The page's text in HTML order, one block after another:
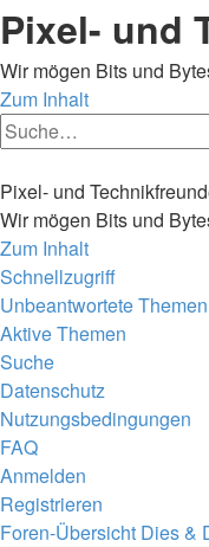
Pixel- und
Wir mögen Bits und
Zum Inhalt
Pixel- und
Wir mögen Bits und
Zum Inhalt
Schnellzugriff
Unbeantwortete Themen
Aktive Themen
Suche
Datenschutz
Nutzungsbedingungen
FAQ
Anmelden
Registrieren
Foren-Übersicht Dies &